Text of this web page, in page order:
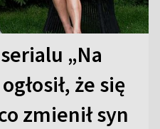
„Na
że się
zmienił syn